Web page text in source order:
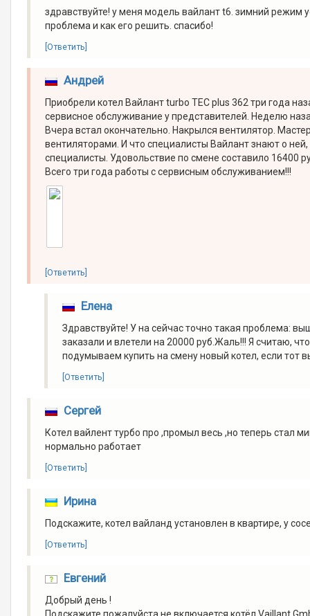
здравствуйте! у меня модель вайлант t6. зимний режим
проблема и как его решить. спасибо!
[Ответить]
Андрей
Приобрели котел Вайлант turbo TEC plus 362 три года
сервисное обслуживание у представителей. Неделю
Вчера встал окончательно. Накрылся вентилятор.
вентиляторами. И что специалисты Вайлант знают о
специалисты. Удовольствие по смене составило 16400
Всего три года работы с сервисным обслуживанием!!!
[Ответить]
Елена
Здравствуйте! У на сейчас точно такая проблема:
заказали и влетели на 20000 руб.Жаль!!! Я считаю,
подумываем купить на смену новый котел, если тот
[Ответить]
Сергей
Котел вайлент турбо про ,промыл весь ,но теперь стал
нормально работает
[Ответить]
Ирина
Подскажите, котел вайланд установлен в квартире, у
[Ответить]
Евгений
Добрый день !